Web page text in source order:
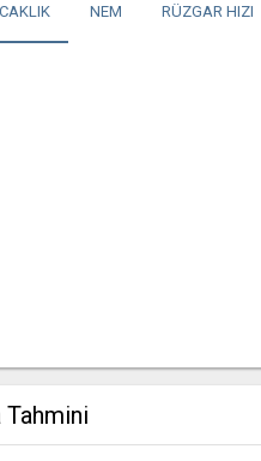
NEM RÜZGAR HIZI
Tahmini